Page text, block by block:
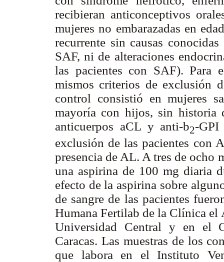
recibieran anticonceptivos
mujeres no embarazadas en
recurrente sin causas
SAF, ni de alteraciones
las pacientes con SAF). Para
mismos criterios de exclusión
control consistió en mujeres
mayoría con hijos, sin
anticuerpos aCL y anti-b2-GPI
exclusión de las pacientes con
presencia de AL. A tres de ocho
una aspirina de 100 mg diaria
efecto de la aspirina sobre
de sangre de las pacientes
Humana Fertilab de la Clínica
Universidad Central y en el
Caracas. Las muestras de los
que labora en el Instituto